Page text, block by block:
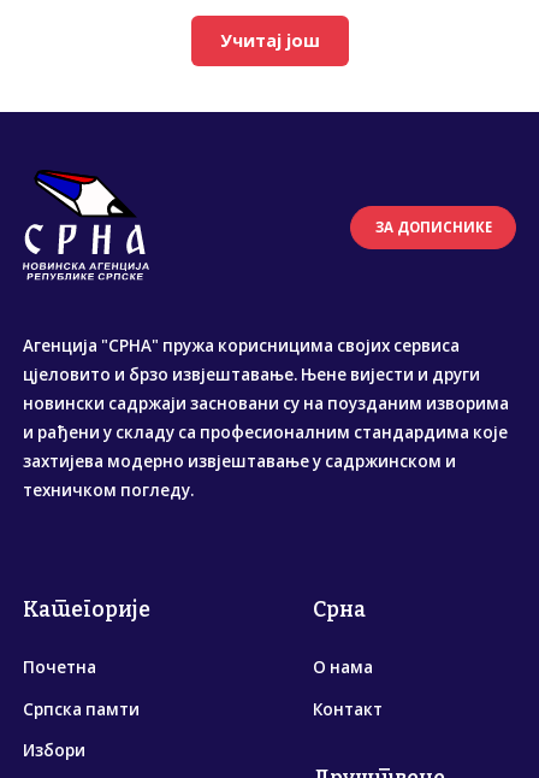
Учитај још
ЗА ДОПИСНИКЕ
Агенција "СРНА" пружа корисницима својих сервиса
цјеловито и брзо извјештавање. Њене вијести и други
новински садржаји засновани су на поузданим изворима
и рађени у складу са професионалним стандардима које
захтијева модерно извјештавање у садржинском и
техничком погледу.
Категорије
Почетна
Српска памти
Избори
Срна
О нама
Контакт